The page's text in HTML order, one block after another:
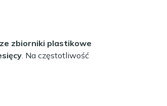
zbiorniki plastikowe
. Na częstotliwość